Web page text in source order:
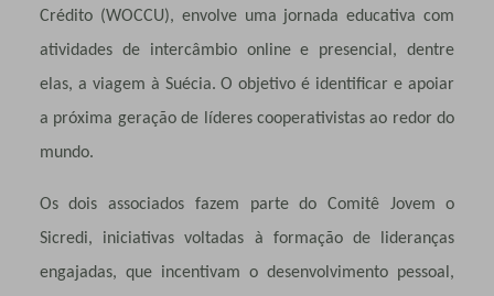
Crédito (WOCCU), envolve uma jornada educativa com
atividades de intercâmbio online e presencial, dentre
elas, a viagem à Suécia. O objetivo é identificar e apoiar
a próxima geração de líderes cooperativistas ao redor do
mundo.
Os dois associados fazem parte do Comitê Jovem o
Sicredi, iniciativas voltadas à formação de lideranças
engajadas, que incentivam o desenvolvimento pessoal,